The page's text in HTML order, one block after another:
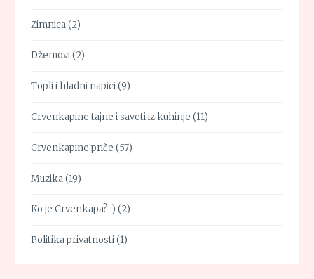
Zimnica(2)
Džemovi(2)
Topli i hladni napici(9)
Crvenkapine tajne i saveti iz kuhinje (11)
Crvenkapine priče (57)
Muzika(19)
Ko je Crvenkapa? :) (2)
Politika privatnosti(1)